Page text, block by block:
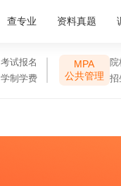
查专业 资料真题
考试报名
学制学费
MPA
公共管理
院
招